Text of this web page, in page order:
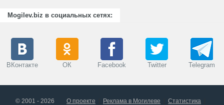
Mogilev.biz в социальных сетях:
ВКонтакте ОК Facebook Twitter Telegram
© 2001 - 2026 О проекте Реклама в Могилеве
Статистика